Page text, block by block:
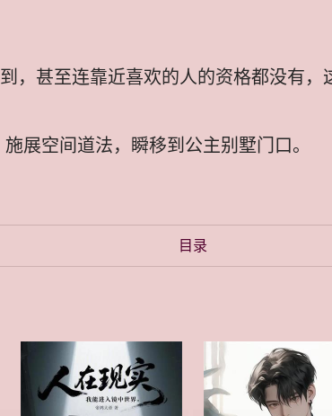
，甚至连靠近喜欢的人的资格都没有，
展空间道法，瞬移到公主别墅门口。
目录